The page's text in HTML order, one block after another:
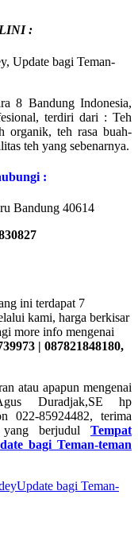
:
8 Bandung Indonesia,
terdiri dari : Teh
organik, teh rasa buah-
teh yang sebenarnya.
:
Bandung 40614
ini terdapat 7
kami, harga berkisar
more info mengenai
| 087821848180,
atau apapun mengenai
Duradjak,SE hp
022-85924482, terima
berjudul Tempat
bagi Teman-teman
Update bagi Teman-